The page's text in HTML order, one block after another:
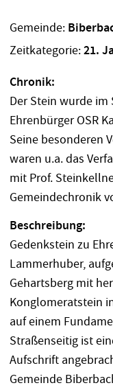
Gemeinde:
Zeitkategorie:21.
Chronik:
Der Stein wurde im
Ehrenbürger OSR
Seine besonderen
waren u.a. das
mit Prof.
Gemeindechronik
Beschreibung:
Gedenkstein zu
Lammerhuber,
Gehartsberg mit
Konglomeratstein
auf einem
Straßenseitig ist
Aufschrift
Gemeinde